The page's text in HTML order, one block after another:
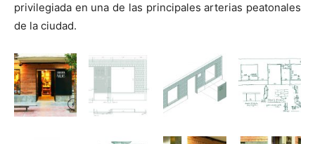
privilegiada en una de las principales arterias peatonales
de la ciudad.